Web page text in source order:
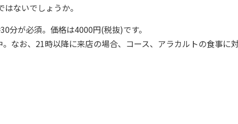
ないでしょうか。
分が必須。価格は4000円(税抜)です。
なお、21時以降に来店の場合、コース、アラカルトの食事に